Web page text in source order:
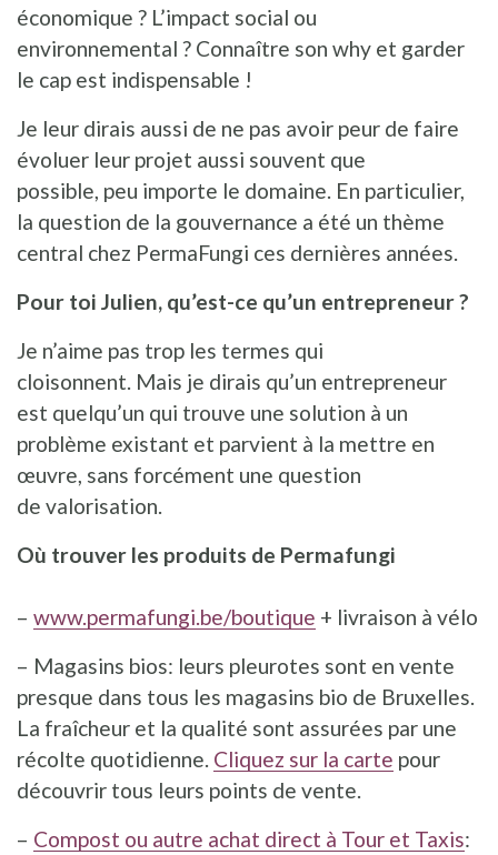
économique ? L’impact social ou
environnemental ? Connaître son why et garder
le cap est indispensable !
Je leur dirais aussi de ne pas avoir peur de faire
évoluer leur projet aussi souvent que
possible, peu importe le domaine. En particulier,
la question de la gouvernance a été un thème
central chez PermaFungi ces dernières années.
Pour toi Julien, qu’est-ce qu’un entrepreneur ?
Je n’aime pas trop les termes qui
cloisonnent. Mais je dirais qu’un entrepreneur
est quelqu’un qui trouve une solution à un
problème existant et parvient à la mettre en
œuvre, sans forcément une question
de valorisation.
Où trouver les produits de Permafungi
– www.permafungi.be/boutique + livraison à vélo
– Magasins bios: leurs pleurotes sont en vente
presque dans tous les magasins bio de Bruxelles.
La fraîcheur et la qualité sont assurées par une
récolte quotidienne. Cliquez sur la carte pour
découvrir tous leurs points de vente.
– Compost ou autre achat direct à Tour et Taxis: